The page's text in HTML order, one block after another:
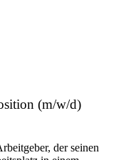
(m/w/d)
der seinen